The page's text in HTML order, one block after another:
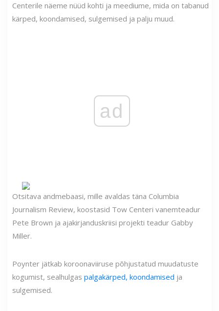
Centerile näeme nüüd kohti ja meediume, mida on tabanud
kärped, koondamised, sulgemised ja palju muud.
ad
Otsitava andmebaasi, mille avaldas täna Columbia
Journalism Review, koostasid Tow Centeri vanemteadur
Pete Brown ja ajakirjanduskriisi projekti teadur Gabby
Miller.
Poynter jätkab koroonaviiruse põhjustatud muudatuste
kogumist, sealhulgas palgakärped, koondamised ja
sulgemised.